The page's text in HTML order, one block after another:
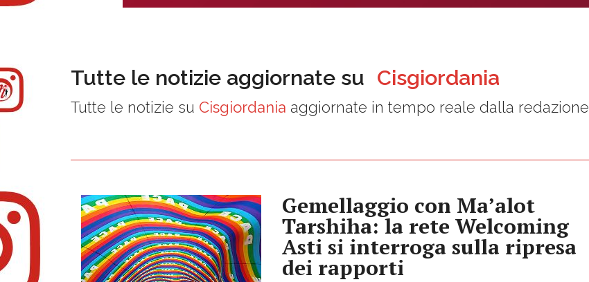
Tutte le notizie aggiornate su Cisgiordania
Tutte le notizie su Cisgiordania aggiornate in tempo reale dalla redazione
Gemellaggio con Ma’alot
Tarshiha: la rete Welcoming
Asti si interroga sulla ripresa
dei rapporti